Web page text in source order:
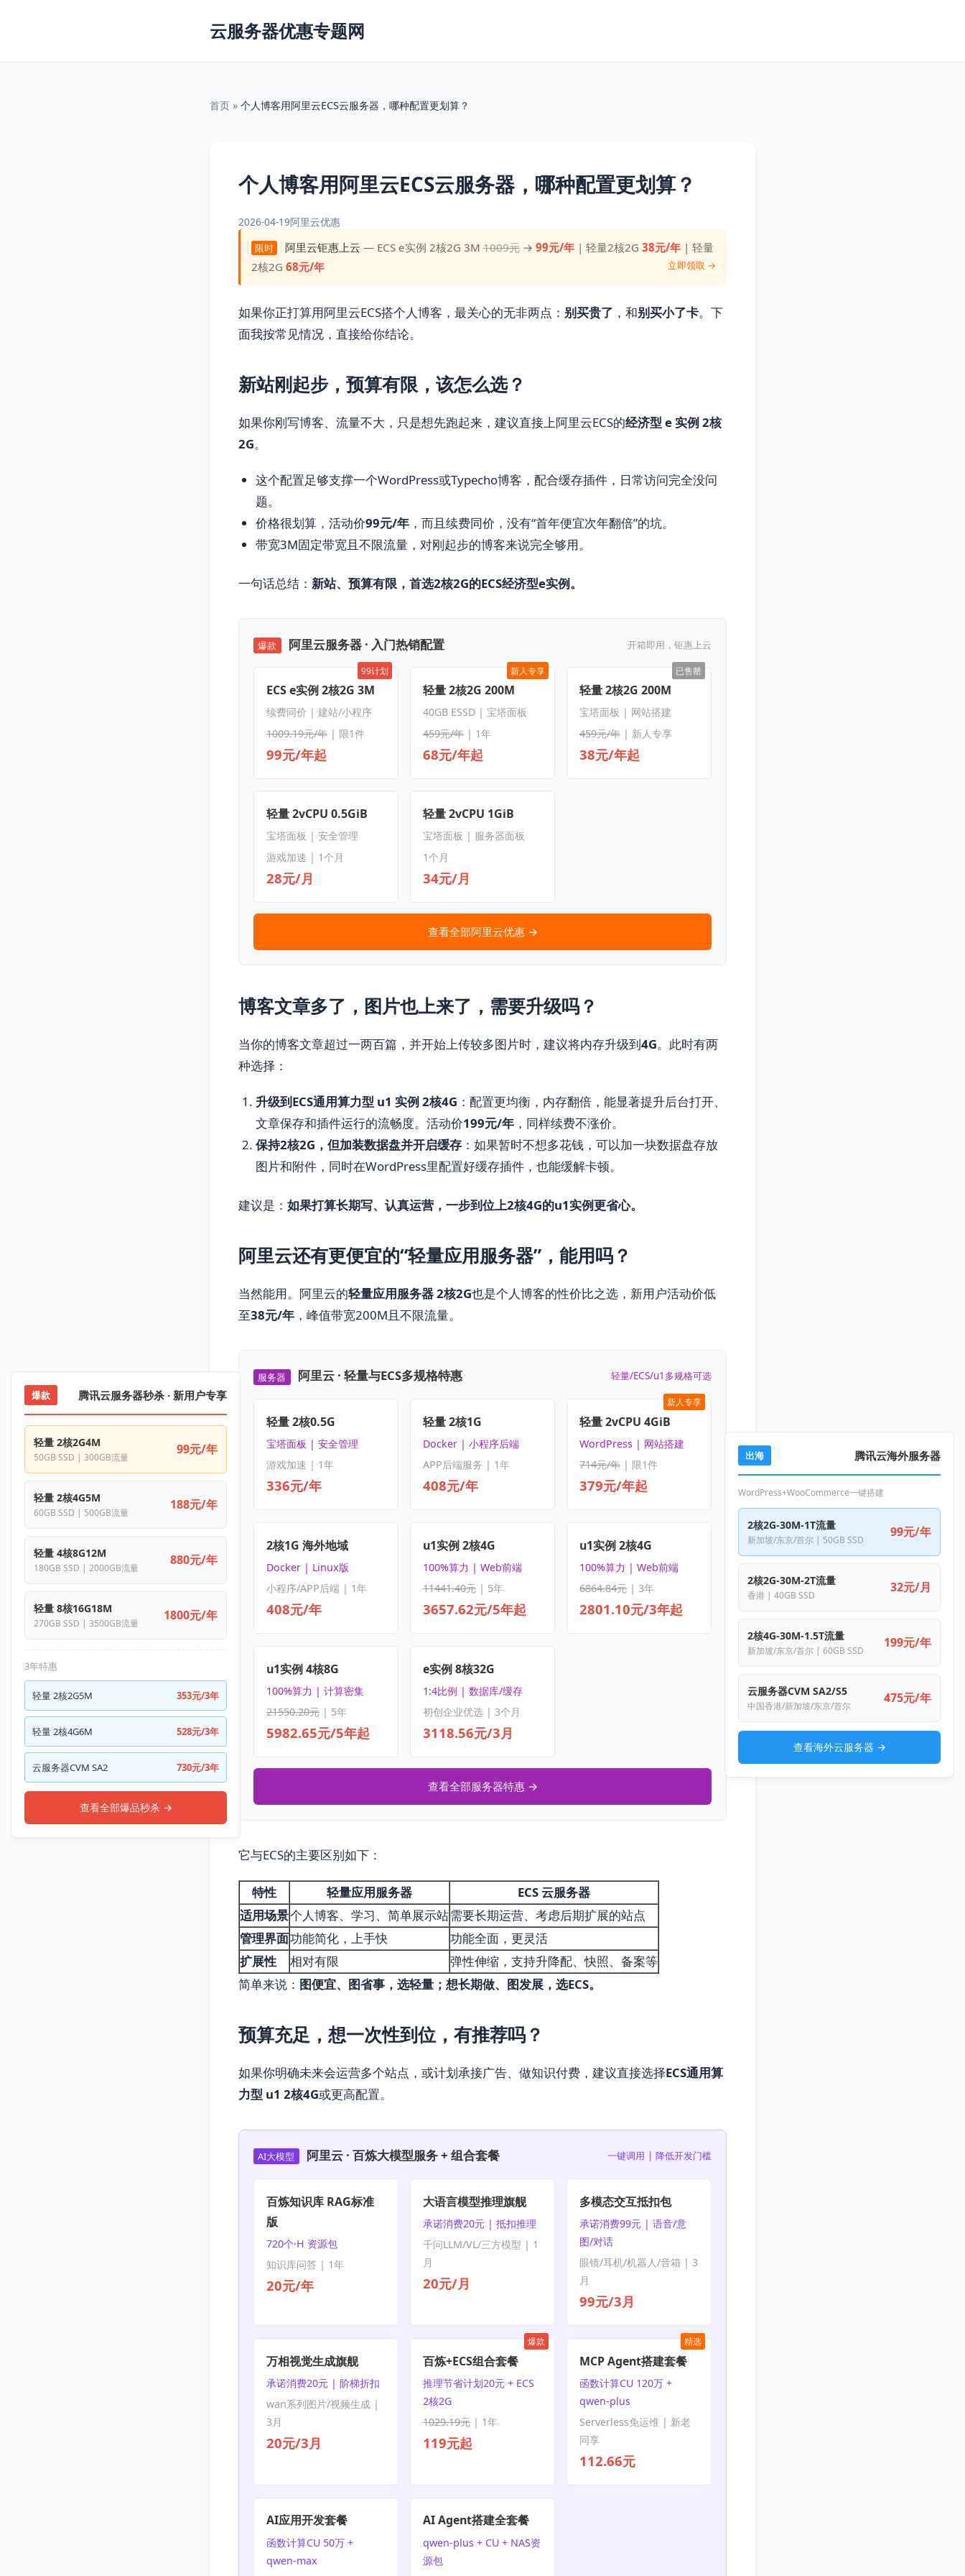
云服务器优惠专题网
首页 » 个人博客用阿里云ECS云服务器，哪种配置更划算？
个人博客用阿里云ECS云服务器，哪种配置更划算？
2026-04-19阿里云优惠
限时 阿里云钜惠上云 — ECS e实例 2核2G 3M 1009元→ 99元/年| 轻量2核2G 38元/年| 轻量
2核2G68元/年 立即领取 →
如果你正打算用阿里云ECS搭个人博客，最关心的无非两点： 别买贵了 ，和别买小了卡。下
面我按常见情况，直接给你结论。
新站刚起步，预算有限，该怎么选？
如果你刚写博客、流量不大，只是想先跑起来，建议直接上阿里云ECS的经济型 e 实例 2核
2G。
这个配置足够支撑一个WordPress或Typecho博客，配合缓存插件，日常访问完全没问
题。
价格很划算，活动价99元/年 ，而且续费同价，没有“首年便宜次年翻倍”的坑。
带宽3M固定带宽且不限流量，对刚起步的博客来说完全够用。
一句话总结： 新站、预算有限，首选2核2G的ECS经济型e实例。
爆款 阿里云服务器 · 入门热销配置 开箱即用，钜惠上云
99计划
ECS e实例 2核2G 3M
续费同价 | 建站/小程序
1009.19元/年| 限1件
99元/年起
新人专享
轻量 2核2G 200M
40GB ESSD | 宝塔面板
459元/年 | 1年
68元/年起
已售罄
轻量 2核2G 200M
宝塔面板 | 网站搭建
459元/年| 新人专享
38元/年起
轻量 2vCPU 0.5GiB
宝塔面板 | 安全管理
游戏加速 | 1个月
28元/月
轻量 2vCPU 1GiB
宝塔面板 | 服务器面板
1个月
34元/月
查看全部阿里云优惠 →
博客文章多了，图片也上来了，需要升级吗？
当你的博客文章超过一两百篇，并开始上传较多图片时，建议将内存升级到4G。此时有两
种选择：
升级到ECS通用算力型 u1 实例 2核4G ：配置更均衡，内存翻倍，能显著提升后台打开、
文章保存和插件运行的流畅度。活动价199元/年 ，同样续费不涨价。
保持2核2G，但加装数据盘并开启缓存 ：如果暂时不想多花钱，可以加一块数据盘存放
图片和附件，同时在WordPress里配置好缓存插件，也能缓解卡顿。
建议是： 如果打算长期写、认真运营，一步到位上2核4G的u1实例更省心。
阿里云还有更便宜的“轻量应用服务器”，能用吗？
当然能用。阿里云的轻量应用服务器 2核2G也是个人博客的性价比之选，新用户活动价低
至38元/年 ，峰值带宽200M且不限流量。
服务器 阿里云 · 轻量与ECS多规格特惠 轻量/ECS/u1多规格可选
轻量 2核0.5G
宝塔面板 | 安全管理
游戏加速 | 1年
336元/年
轻量 2核1G
Docker | 小程序后端
APP后端服务 | 1年
408元/年
新人专享
轻量 2vCPU 4GiB
WordPress | 网站搭建
714元/年| 限1件
379元/年起
2核1G 海外地域
Docker | Linux版
小程序/APP后端 | 1年
408元/年
u1实例 2核4G
100%算力 | Web前端
11441.40元 | 5年
3657.62元/5年起
u1实例 2核4G
100%算力 | Web前端
6864.84元| 3年
2801.10元/3年起
u1实例 4核8G
100%算力 | 计算密集
21550.20元| 5年
5982.65元/5年起
e实例 8核32G
1:4比例 | 数据库/缓存
初创企业优选 | 3个月
3118.56元/3月
查看全部服务器特惠 →
它与ECS的主要区别如下：
特性 轻量应用服务器
ECS 云服务器
适用场景个人博客、学习、简单展示站需要长期运营、考虑后期扩展的站点
管理界面功能简化，上手快
功能全面，更灵活
扩展性
相对有限
弹性伸缩，支持升降配、快照、备案等
简单来说： 图便宜、图省事，选轻量；想长期做、图发展，选ECS。
预算充足，想一次性到位，有推荐吗？
如果你明确未来会运营多个站点，或计划承接广告、做知识付费，建议直接选择ECS通用算
力型 u1 2核4G或更高配置。
AI大模型 阿里云 · 百炼大模型服务 + 组合套餐 一键调用 | 降低开发门槛
百炼知识库 RAG标准
版
720个·H 资源包
知识库问答 | 1年
20元/年
大语言模型推理旗舰
承诺消费20元 | 抵扣推理
千问LLM/VL/三方模型 | 1
月
20元/月
多模态交互抵扣包
承诺消费99元 | 语音/意
图/对话
眼镜/耳机/机器人/音箱 | 3
月
99元/3月
万相视觉生成旗舰
承诺消费20元 | 阶梯折扣
wan系列图片/视频生成 |
3月
20元/3月
爆款
百炼+ECS组合套餐
推理节省计划20元 + ECS
2核2G
1029.19元 | 1年
119元起
精选
MCP Agent搭建套餐
函数计算CU 120万 +
qwen-plus
Serverless免运维 | 新老
同享
112.66元
AI应用开发套餐
函数计算CU 50万 +
qwen-max
AI Agent搭建全套餐
qwen-plus + CU + NAS资
源包
爆款 腾讯云服务器秒杀 · 新用户专享
轻量 2核2G4M
50GB SSD | 300GB流量
99元/年
轻量 2核4G5M
60GB SSD | 500GB流量
188元/年
轻量 4核8G12M
180GB SSD | 2000GB流量
880元/年
轻量 8核16G18M
270GB SSD | 3500GB流量
1800元/年
3年特惠
轻量 2核2G5M 353元/3年
轻量 2核4G6M 528元/3年
云服务器CVM SA2 730元/3年
查看全部爆品秒杀 →
出海 腾讯云海外服务器
WordPress+WooCommerce一键搭建
2核2G-30M-1T流量
新加坡/东京/首尔 | 50GB SSD
99元/年
2核2G-30M-2T流量
香港 | 40GB SSD
32元/月
2核4G-30M-1.5T流量
新加坡/东京/首尔 | 60GB SSD
199元/年
云服务器CVM SA2/S5
中国香港/新加坡/东京/首尔
475元/年
查看海外云服务器 →